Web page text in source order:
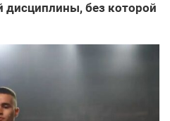
дисциплины, без которой